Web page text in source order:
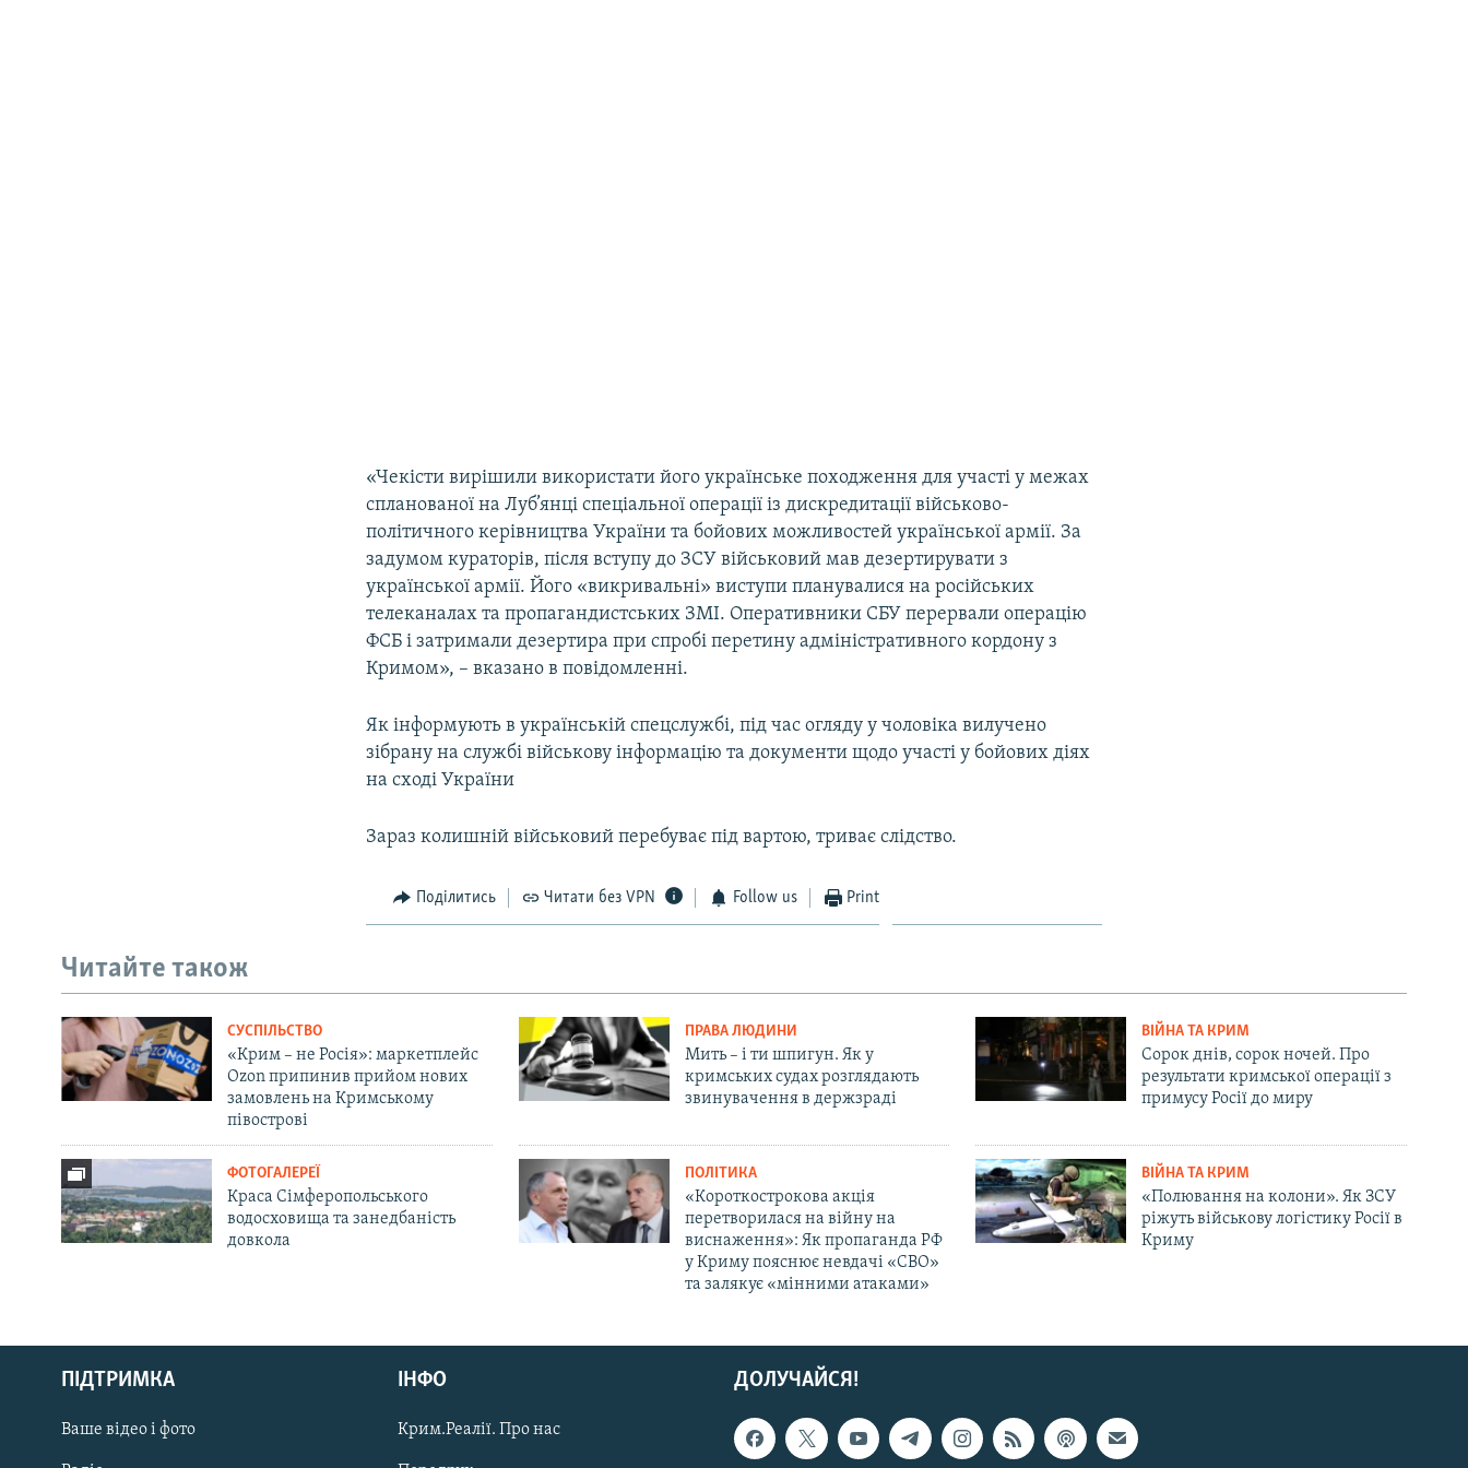
Русский
Qırımtatar
ДОЛУЧАЙСЯ!
«Чекісти вирішили використати його українське походження для участі у межах
спланованої на Луб’янці спеціальної операції із дискредитації військово-
політичного керівництва України та бойових можливостей української армії. За
задумом кураторів, після вступу до ЗСУ військовий мав дезертирувати з
української армії. Його «викривальні» виступи планувалися на російських
телеканалах та пропагандистських ЗМІ. Оперативники СБУ перервали операцію
ФСБ і затримали дезертира при спробі перетину адміністративного кордону з
Кримом», – вказано в повідомленні.
Як інформують в українській спецслужбі, під час огляду у чоловіка вилучено
зібрану на службі військову інформацію та документи щодо участі у бойових діях
на сході України
Зараз колишній військовий перебуває під вартою, триває слідство.
Поділитись Читати без VPN Follow us Print
Читайте також
СУСПІЛЬСТВО
«Крим – не Росія»: маркетплейс
Ozon припинив прийом нових
замовлень на Кримському
півострові
ПРАВА ЛЮДИНИ
Мить – і ти шпигун. Як у
кримських судах розглядають
звинувачення в держзраді
ВІЙНА ТА КРИМ
Сорок днів, сорок ночей. Про
результати кримської операції з
примусу Росії до миру
ФОТОГАЛЕРЕЇ
Краса Сімферопольського
водосховища та занедбаність
довкола
ПОЛІТИКА
«Короткострокова акція
перетворилася на війну на
виснаження»: Як пропаганда РФ
у Криму пояснює невдачі «СВО»
та залякує «мінними атаками»
ВІЙНА ТА КРИМ
«Полювання на колони». Як ЗСУ
ріжуть військову логістику Росії в
Криму
ДОЛУЧАЙСЯ!
ПІДТРИМКА
Ваше відео і фото
ІНФО
Крим.Реалії. Про нас